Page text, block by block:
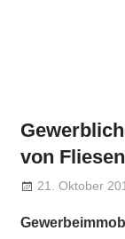
aus
Wirtschaft,
Wissenschaft
Politik
von
21. Oktober